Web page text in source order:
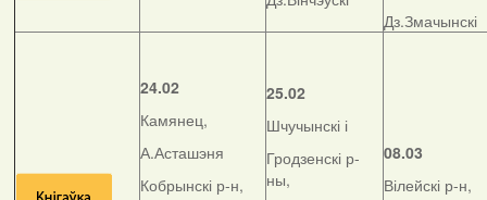
Дз.Змачынскі
24.02
Камянец,
А.Асташэня
Кобрынскі р-н,
25.02
Шчучынскі і
Гродзенскі р-
ны,
08.03
Вілейскі р-н,